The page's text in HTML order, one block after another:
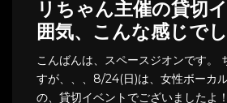
リちゃん主催の貸切
囲気、こんな感じで
こんばんは、スペースジオンです。
すが、、、8/24(日)は、女性ボーカ
の、貸切イベントでございましたよ